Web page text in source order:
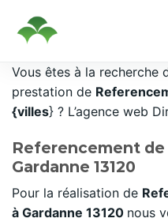
Passer
au
contenu
Vous êtes à la recherche
prestation de
{villes} ? L’agence web
Referencement
Gardanne 13120
Pour la réalisation de
à Gardanne 13120 nous